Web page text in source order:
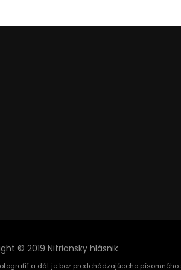
© 2019 Nitriansky hlásnik
a dát je bez predchádzajúceho